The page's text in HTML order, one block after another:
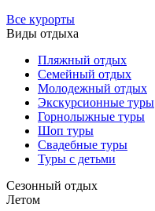
Все курорты
Виды отдыха
Пляжный отдых
Семейный отдых
Молодежный отдых
Экскурсионные туры
Горнолыжные туры
Шоп туры
Свадебные туры
Туры с детьми
Сезонный отдых
Летом